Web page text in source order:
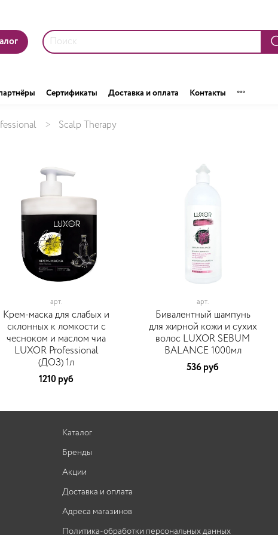
Сертификаты Доставка и оплата Контакты
Scalp Therapy
арт.
Крем-маска для слабых и
склонных к ломкости с
чесноком и маслом чиа
LUXOR Professional
(ДОЗ) 1л
1210 руб
арт.
Бивалентный шампунь
для жирной кожи и сухих
волос LUXOR SEBUM
BALANCE 1000мл
536 руб
Каталог
Бренды
Акции
Доставка и оплата
Адреса магазинов
Политика-обработки персональных данных